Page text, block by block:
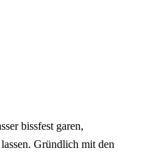
bissfest garen,
Gründlich mit den